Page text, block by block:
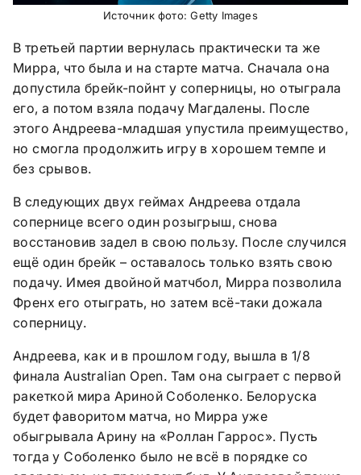
Источник фото: Getty Images
В третьей партии вернулась практически та же
Мирра, что была и на старте матча. Сначала она
допустила брейк-пойнт у соперницы, но отыграла
его, а потом взяла подачу Магдалены. После
этого Андреева-младшая упустила преимущество,
но смогла продолжить игру в хорошем темпе и
без срывов.
В следующих двух геймах Андреева отдала
сопернице всего один розыгрыш, снова
восстановив задел в свою пользу. После случился
ещё один брейк – оставалось только взять свою
подачу. Имея двойной матчбол, Мирра позволила
Френх его отыграть, но затем всё-таки дожала
соперницу.
Андреева, как и в прошлом году, вышла в 1/8
финала Australian Open. Там она сыграет с первой
ракеткой мира Ариной Соболенко. Белоруска
будет фаворитом матча, но Мирра уже
обыгрывала Арину на «Роллан Гаррос». Пусть
тогда у Соболенко было не всё в порядке со